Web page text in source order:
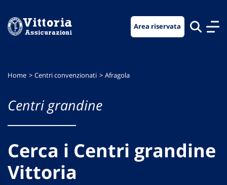
menu
contenuto
footer
Area riservata
Home Centri convenzionati Afragola
Centri grandine
Cerca i Centri grandine
Vittoria